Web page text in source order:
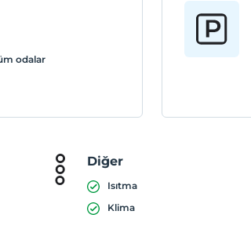
odalar
Diğer
Isıtma
Klima